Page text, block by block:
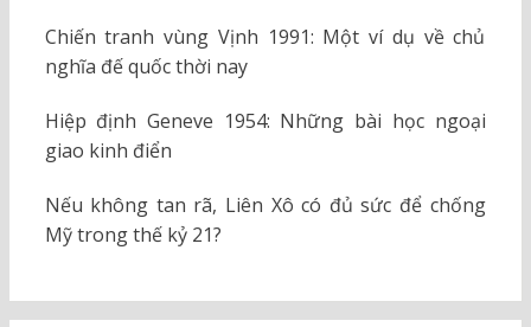
Chiến tranh vùng Vịnh 1991: Một ví dụ về chủ
nghĩa đế quốc thời nay
Hiệp định Geneve 1954: Những bài học ngoại
giao kinh điển
Nếu không tan rã, Liên Xô có đủ sức để chống
Mỹ trong thế kỷ 21?